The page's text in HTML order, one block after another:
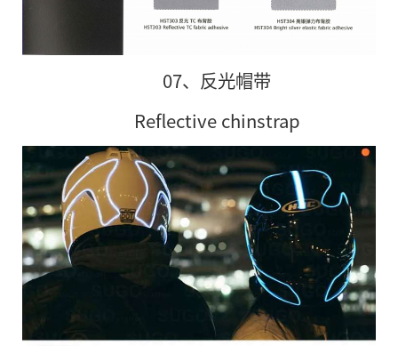
07、反光帽带
Reflective chinstrap